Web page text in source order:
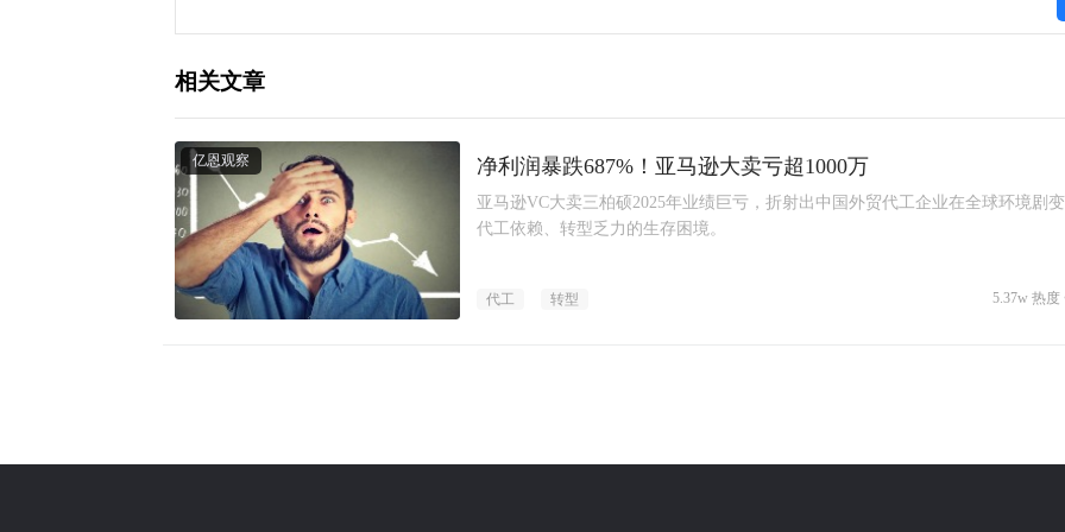
相关文章
亿恩观察 净利润暴跌687%！亚马逊大卖亏超1000万
亚马逊VC大卖三柏硕2025年业绩巨亏，折射出中国外贸代工企业在全球环境剧
代工依赖、转型乏力的生存困境。
代工 转型 5.37w 热度